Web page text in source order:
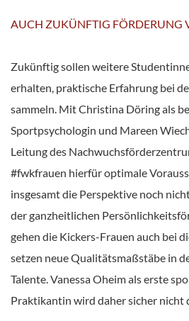
AUCH ZUKÜNFTIG FÖRDERUNG
Zukünftig sollen weitere
erhalten, praktische Erfahrung bei
sammeln. Mit Christina Döring als
Sportpsychologin und Mareen
Leitung des
#fwkfrauen hierfür optimale
insgesamt die Perspektive noch
der ganzheitlichen
gehen die Kickers-Frauen auch bei
setzen neue Qualitätsmaßstäbe in
Talente. Vanessa Oheim als erste
Praktikantin wird daher sicher nicht